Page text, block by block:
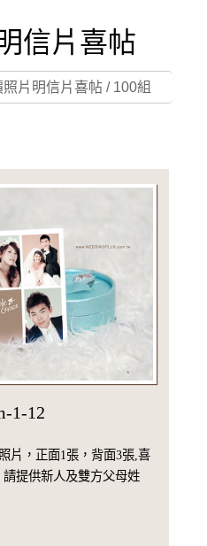
信片喜帖
照片明信片喜帖/ 100組
1-12
片，正面1張，背面3張,喜
提供新人及雙方父母姓